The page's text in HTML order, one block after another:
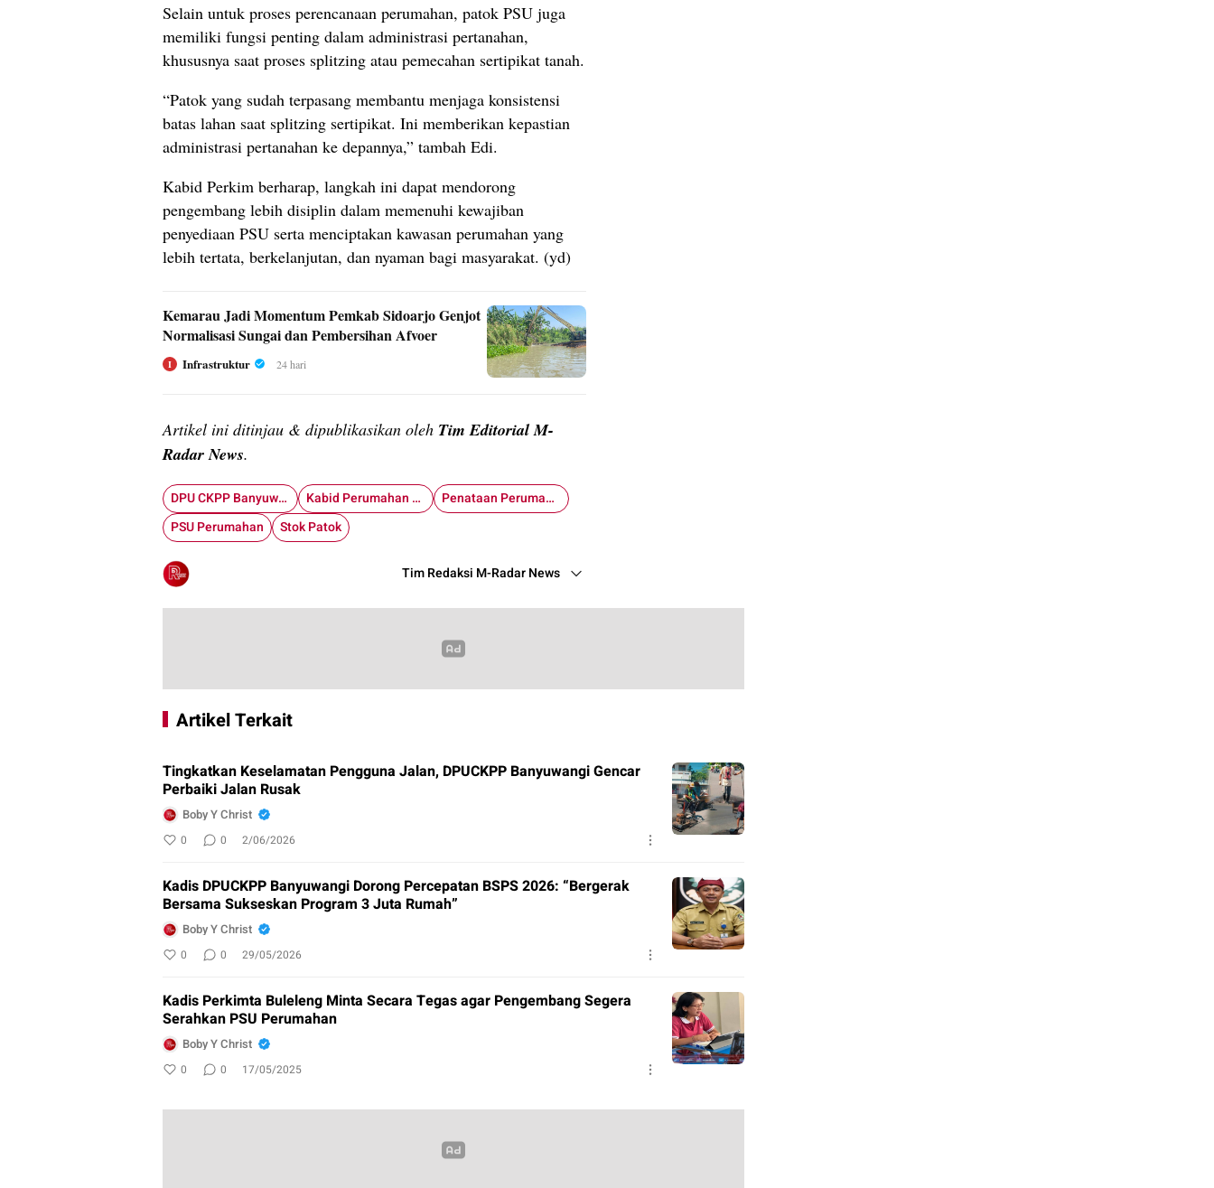
Selain untuk proses perencanaan perumahan, patok PSU juga
memiliki fungsi penting dalam administrasi pertanahan,
khususnya saat proses splitzing atau pemecahan sertipikat tanah.
“Patok yang sudah terpasang membantu menjaga konsistensi
batas lahan saat splitzing sertipikat. Ini memberikan kepastian
administrasi pertanahan ke depannya,” tambah Edi.
Kabid Perkim berharap, langkah ini dapat mendorong
pengembang lebih disiplin dalam memenuhi kewajiban
penyediaan PSU serta menciptakan kawasan perumahan yang
lebih tertata, berkelanjutan, dan nyaman bagi masyarakat. (yd)
Kemarau Jadi Momentum Pemkab Sidoarjo Genjot
Normalisasi Sungai dan Pembersihan Afvoer
I Infrastruktur 24 hari
Artikel ini ditinjau & dipublikasikan oleh Tim Editorial M-
Radar News.
DPU CKPP Banyuwangi Kabid Perumahan dan Permukiman
Penataan Perumahan
PSU Perumahan
Stok Patok
Tim Redaksi M-Radar News
Artikel Terkait
Tingkatkan Keselamatan Pengguna Jalan, DPUCKPP Banyuwangi Gencar
Perbaiki Jalan Rusak
Boby Y Christ
0 0 2/06/2026
Kadis DPUCKPP Banyuwangi Dorong Percepatan BSPS 2026: “Bergerak
Bersama Sukseskan Program 3 Juta Rumah”
Boby Y Christ
0 0 29/05/2026
Kadis Perkimta Buleleng Minta Secara Tegas agar Pengembang Segera
Serahkan PSU Perumahan
Boby Y Christ
0 0 17/05/2025